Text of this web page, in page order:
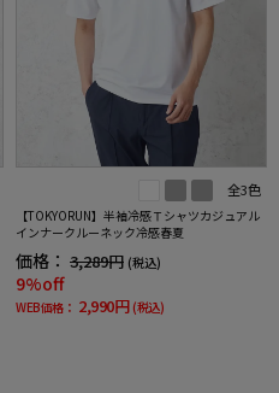
全3色
【TOKYORUN】半袖冷感Ｔシャツカジュアル
インナークルーネック冷感春夏
価格： 3,289円 (税込)
9%off
WEB価格： 2,990円 (税込)